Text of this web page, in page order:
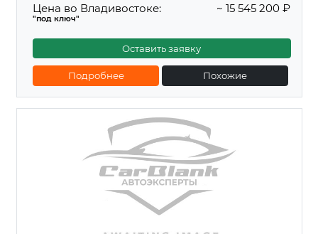
Цена во Владивостоке:
"под ключ"
~ 15 545 200 ₽
Оставить заявку
Подробнее Похожие